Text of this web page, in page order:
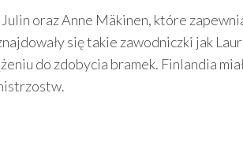
oraz Anne Mäkinen, które
się takie zawodniczki jak
do zdobycia bramek. Finlandia